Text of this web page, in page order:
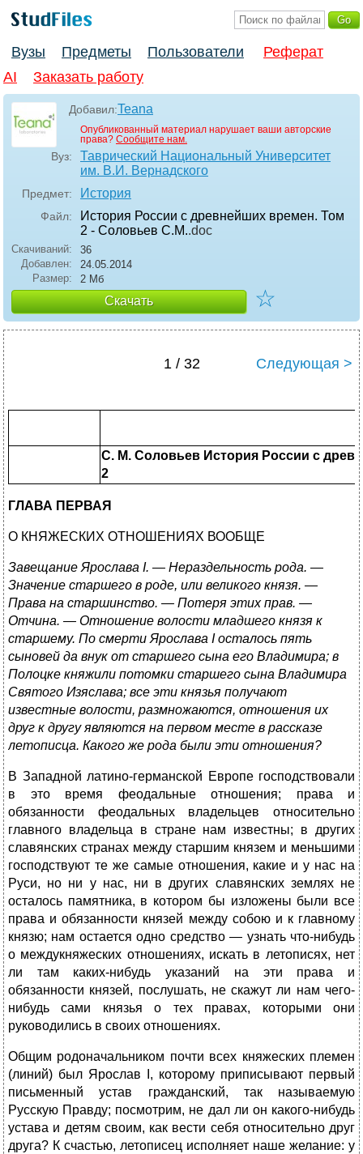
Вузы Предметы Пользователи
Реферат
AI
Заказать работу
Добавил:Teana
Опубликованный материал нарушает ваши авторские
права? Сообщите нам.
Вуз:
Таврический Национальный Университет
им. В.И. Вернадского
Предмет: История
Файл:
История России с древнейших времен. Том
2 - Соловьев С.М..doc
Скачиваний:
36
Добавлен:
24.05.2014
Размер:
2 Мб
Скачать ☆
1 / 32 Следующая >
С. М. Соловьев История России с
2
ГЛАВА ПЕРВАЯ
О КНЯЖЕСКИХ ОТНОШЕНИЯХ ВООБЩЕ
Завещание Ярослава I. — Нераздельность рода. —
Значение старшего в роде, или великого князя. —
Права на старшинство. — Потеря этих прав. —
Отчина. — Отношение волости младшего князя к
старшему. По смерти Ярослава I осталось пять
сыновей да внук от старшего сына его Владимира; в
Полоцке княжили потомки старшего сына Владимира
Святого Изяслава; все эти князья получают
известные волости, размножаются, отношения их
друг к другу являются на первом месте в рассказе
летописца. Какого же рода были эти отношения?
В Западной латино-германской Европе господствовали
в это время феодальные отношения; права и
обязанности феодальных владельцев относительно
главного владельца в стране нам известны; в других
славянских странах между старшим князем и меньшими
господствуют те же самые отношения, какие и у нас на
Руси, но ни у нас, ни в других славянских землях не
осталось памятника, в котором бы изложены были все
права и обязанности князей между собою и к главному
князю; нам остается одно средство — узнать что-нибудь
о междукняжеских отношениях, искать в летописях, нет
ли там каких-нибудь указаний на эти права и
обязанности князей, послушать, не скажут ли нам чего-
нибудь сами князья о тех правах, которыми они
руководились в своих отношениях.
Общим родоначальником почти всех княжеских племен
(линий) был Ярослав I, которому приписывают первый
письменный устав гражданский, так называемую
Русскую Правду; посмотрим, не дал ли он какого-нибудь
устава и детям своим, как вести себя относительно друг
друга? К счастью, летописец исполняет наше желание: у